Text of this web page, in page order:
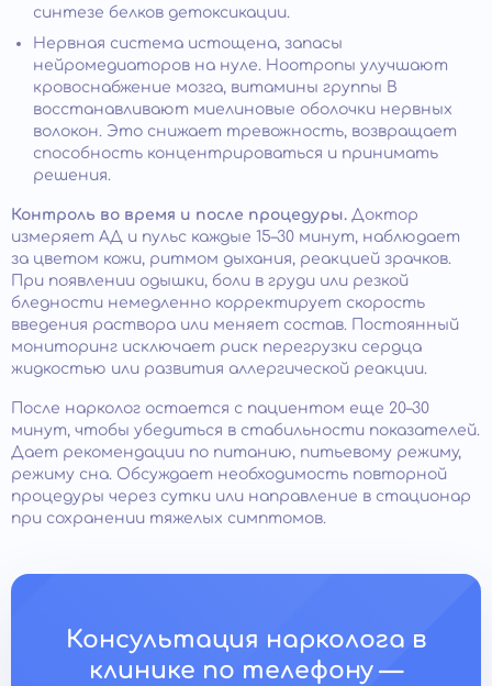
синтезе белков детоксикации.
Нервная система истощена, запасы
нейромедиаторов на нуле. Ноотропы улучшают
кровоснабжение мозга, витамины группы B
восстанавливают миелиновые оболочки нервных
волокон. Это снижает тревожность, возвращает
способность концентрироваться и принимать
решения.
Контроль во время и после процедуры. Доктор
измеряет АД и пульс каждые 15–30 минут, наблюдает
за цветом кожи, ритмом дыхания, реакцией зрачков.
При появлении одышки, боли в груди или резкой
бледности немедленно корректирует скорость
введения раствора или меняет состав. Постоянный
мониторинг исключает риск перегрузки сердца
жидкостью или развития аллергической реакции.
После нарколог остается с пациентом еще 20–30
минут, чтобы убедиться в стабильности показателей.
Дает рекомендации по питанию, питьевому режиму,
режиму сна. Обсуждает необходимость повторной
процедуры через сутки или направление в стационар
при сохранении тяжелых симптомов.
Консультация нарколога в
клинике по телефону —